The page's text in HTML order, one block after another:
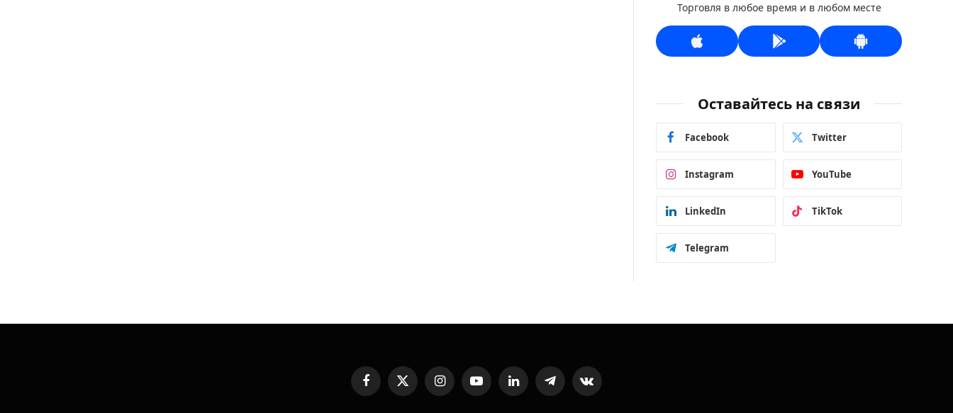
Торговля в любое время и в любом месте
Оставайтесь на связи
Facebook Twitter
Instagram YouTube
LinkedIn TikTok
Telegram
FacebookX
(Twitter)
InstagramYouTubeLinkedInTelegramVKontakte